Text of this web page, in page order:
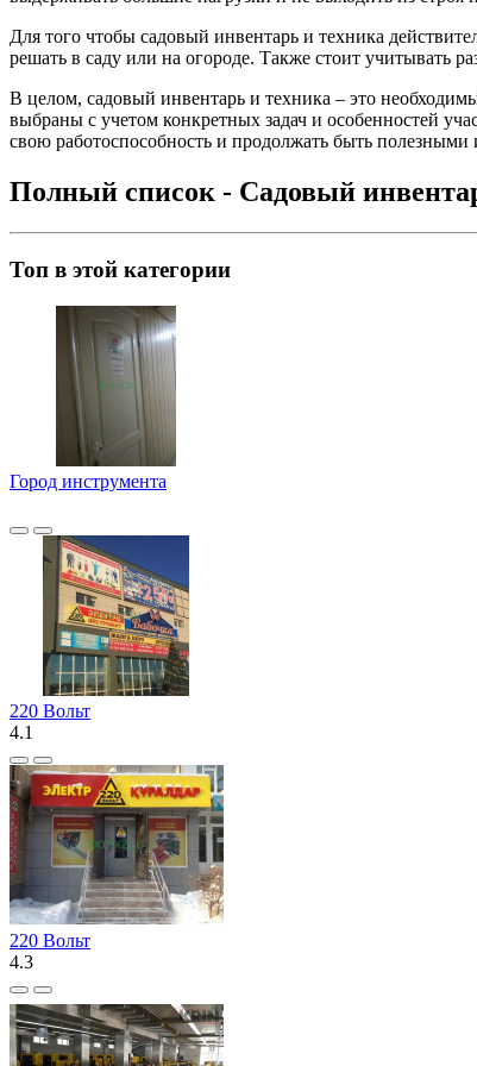
Для того чтобы садовый инвентарь и техника
решать в саду или на огороде. Также стоит учитывать
В целом, садовый инвентарь и техника – это
выбраны с учетом конкретных задач и особенностей
свою работоспособность и продолжать быть
Полный список - Садовый
Топ в этой категории
Город инструмента
220 Вольт
4.1
220 Вольт
4.3